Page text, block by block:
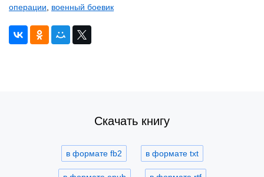
операции
военный боевик
Скачать книгу
в формате fb2 в формате txt